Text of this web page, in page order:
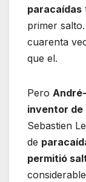
paracaídas
primer
cuarenta
que el.
Pero
inventor
Sebastien
de
permitió